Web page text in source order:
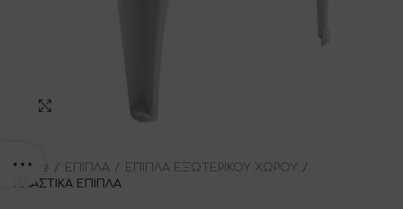
Home ΕΠΙΠΛΑ
ΕΠΙΠΛΑ ΕΞΩΤΕΡΙΚΟΥ ΧΩΡΟΥ
ΠΛΑΣΤΙΚΑ ΕΠΙΠΛΑ